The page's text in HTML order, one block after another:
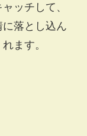
ッチして、
落とし込ん
ます。